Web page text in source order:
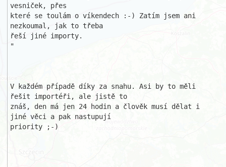
vesniček, přes
které se toulám o víkendech :-) Zatím jsem ani
nezkoumal, jak to třeba
řeší jiné importy.
"
V každém případě díky za snahu. Asi by to měli
řešit importéři, ale jistě to
znáš, den má jen 24 hodin a člověk musí dělat i
jiné věci a pak nastupují
priority ;-)